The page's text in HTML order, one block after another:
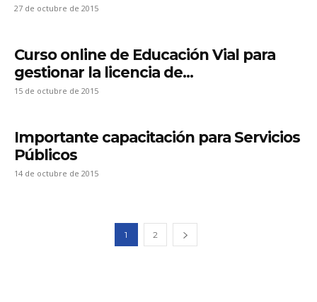
27 de octubre de 2015
Curso online de Educación Vial para
gestionar la licencia de...
15 de octubre de 2015
Importante capacitación para Servicios
Públicos
14 de octubre de 2015
1 2